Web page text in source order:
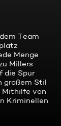
Team
Menge
Millers
die Spur
großem Stil
von
Kriminellen